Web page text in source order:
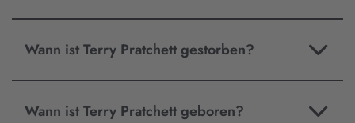
Wann ist Terry Pratchett gestorben?
Wann ist Terry Pratchett geboren?